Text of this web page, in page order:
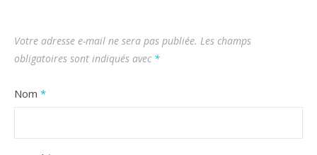
Votre adresse e-mail ne sera pas publiée. Les champs
obligatoires sont indiqués avec *
Nom *